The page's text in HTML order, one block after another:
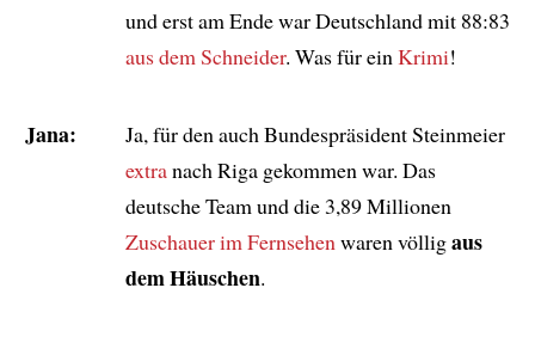
und erst am Ende war Deutschland mit 88:83
aus dem Schneider. Was für ein Krimi!
Jana:
Ja, für den auch Bundespräsident Steinmeier
extranach Riga gekommen war. Das
deutsche Team und die 3,89 Millionen
Zuschauer im Fernsehen waren völligaus
dem Häuschen.